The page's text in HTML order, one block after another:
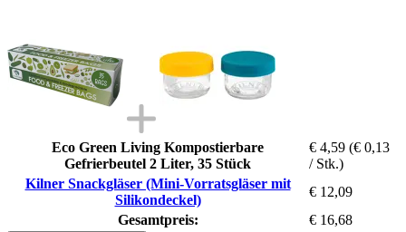
Eco Green Living Kompostierbare
Gefrierbeutel 2 Liter, 35 Stück
€ 4,59 (€ 0,13
/ Stk.)
Kilner Snackgläser (Mini-Vorratsgläser mit
Silikondeckel)
€ 12,09
Gesamtpreis:
€ 16,68